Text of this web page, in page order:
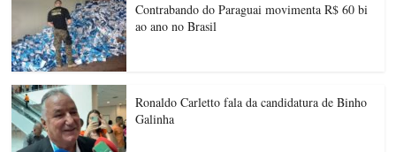
Contrabando do Paraguai movimenta R$ 60 bi
ao ano no Brasil
Ronaldo Carletto fala da candidatura de Binho
Galinha